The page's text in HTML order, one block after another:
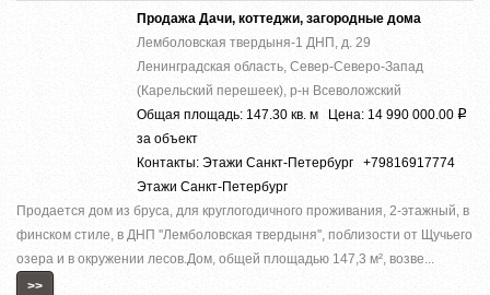
Продажа Дачи, коттеджи, загородные дома
Лемболовская твердыня-1 ДНП, д. 29
Ленинградская область, Север-Северо-Запад
(Карельский перешеек), р-н Всеволожский
Общая площадь: 147.30 кв. м Цена: 14 990 000.00 Р
за объект
Контакты: Этажи Санкт-Петербург +79816917774
Этажи Санкт-Петербург
Продается дом из бруса, для круглогодичного проживания, 2-этажный, в
финском стиле, в ДНП ''Лемболовская твердыня'', поблизости от Щучьего
озера и в окружении лесов.Дом, общей площадью 147,3 м², возве...
>>